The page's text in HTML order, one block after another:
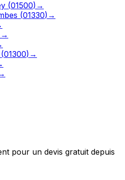
(01500) →
(01330) →
→
(01300) →
pour un devis gratuit depuis